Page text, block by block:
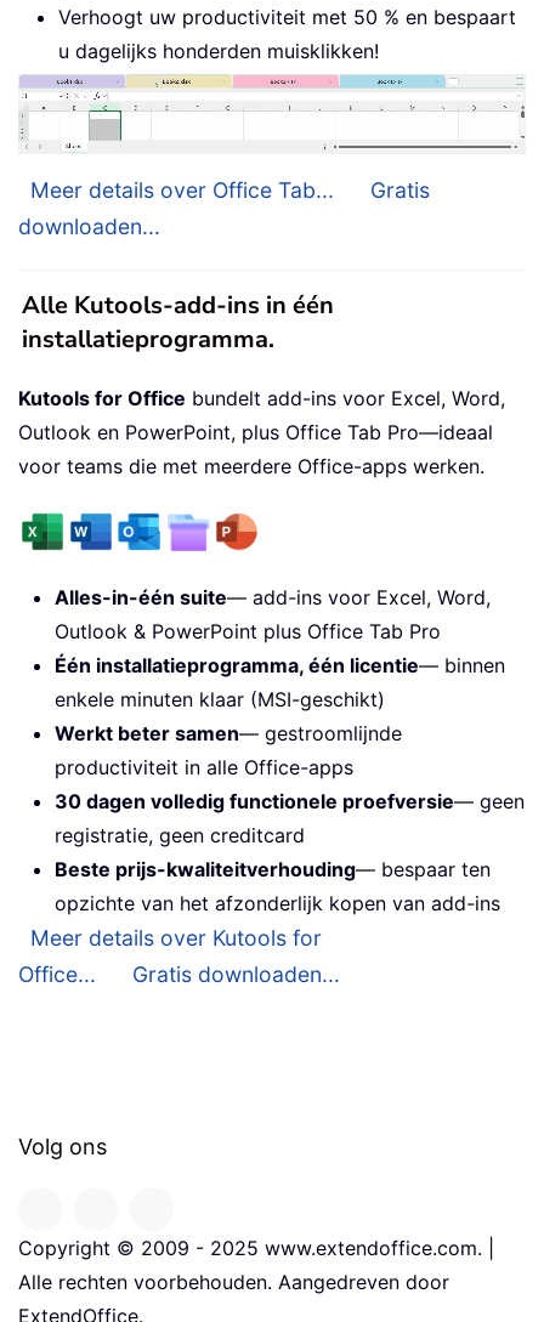
Verhoogt uw productiviteit met 50 % en bespaart
u dagelijks honderden muisklikken!
Meer details over Office Tab...
Gratis
downloaden...
Alle Kutools-add-ins in één
installatieprogramma.
Kutools for Office bundelt add-ins voor Excel, Word,
Outlook en PowerPoint, plus Office Tab Pro—ideaal
voor teams die met meerdere Office-apps werken.
Alles-in-één suite— add-ins voor Excel, Word,
Outlook & PowerPoint plus Office Tab Pro
Één installatieprogramma, één licentie— binnen
enkele minuten klaar (MSI-geschikt)
Werkt beter samen— gestroomlijnde
productiviteit in alle Office-apps
30 dagen volledig functionele proefversie— geen
registratie, geen creditcard
Beste prijs-kwaliteitverhouding— bespaar ten
opzichte van het afzonderlijk kopen van add-ins
Meer details over Kutools for
Office...
Gratis downloaden...
Volg ons
Copyright © 2009 - 2025 www.extendoffice.com. |
Alle rechten voorbehouden. Aangedreven door
ExtendOffice.